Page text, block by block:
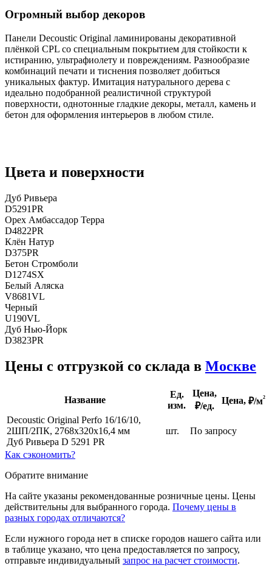
Огромный выбор декоров
Панели Decoustic Original ламинированы декоративной
плёнкой CPL со специальным покрытием для стойкости к
истиранию, ультрафиолету и повреждениям. Разнообразие
комбинаций печати и тиснения позволяет добиться
уникальных фактур. Имитация натурального дерева с
идеально подобранной реалистичной структурой
поверхности, однотонные гладкие декоры, металл, камень и
бетон для оформления интерьеров в любом стиле.
Цвета и поверхности
Дуб Ривьера
D5291PR
Орех Амбассадор Терра
D4822PR
Клён Натур
D375PR
Бетон Стромболи
D1274SX
Белый Аляска
V8681VL
Черный
U190VL
Дуб Нью-Йорк
D3823PR
Цены с отгрузкой со склада в Москве
Название
Ед.
изм.
Цена,
₽/ед.
Цена, ₽/м²
Decoustic Original Perfo 16/16/10,
2ШП/2ПК, 2768х320х16,4 мм
Дуб Ривьера D 5291 PR
шт. По запросу
Как сэкономить?
Обратите внимание
На сайте указаны рекомендованные розничные цены. Цены
действительны для выбранного города. Почему цены в
разных городах отличаются?
Если нужного города нет в списке городов нашего сайта или
в таблице указано, что цена предоставляется по запросу,
отправьте индивидуальный запрос на расчет стоимости.